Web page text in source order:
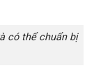
có thể chuẩn bị